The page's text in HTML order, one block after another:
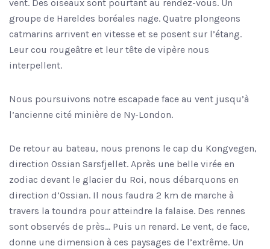
vent. Des oiseaux sont pourtant au rendez-vous. Un
groupe de Hareldes boréales nage. Quatre plongeons
catmarins arrivent en vitesse et se posent sur l’étang.
Leur cou rougeâtre et leur tête de vipère nous
interpellent.
Nous poursuivons notre escapade face au vent jusqu’à
l’ancienne cité minière de Ny-London.
De retour au bateau, nous prenons le cap du Kongvegen,
direction Ossian Sarsfjellet. Après une belle virée en
zodiac devant le glacier du Roi, nous débarquons en
direction d’Ossian. Il nous faudra 2 km de marche à
travers la toundra pour atteindre la falaise. Des rennes
sont observés de près… Puis un renard. Le vent, de face,
donne une dimension à ces paysages de l’extrême. Un